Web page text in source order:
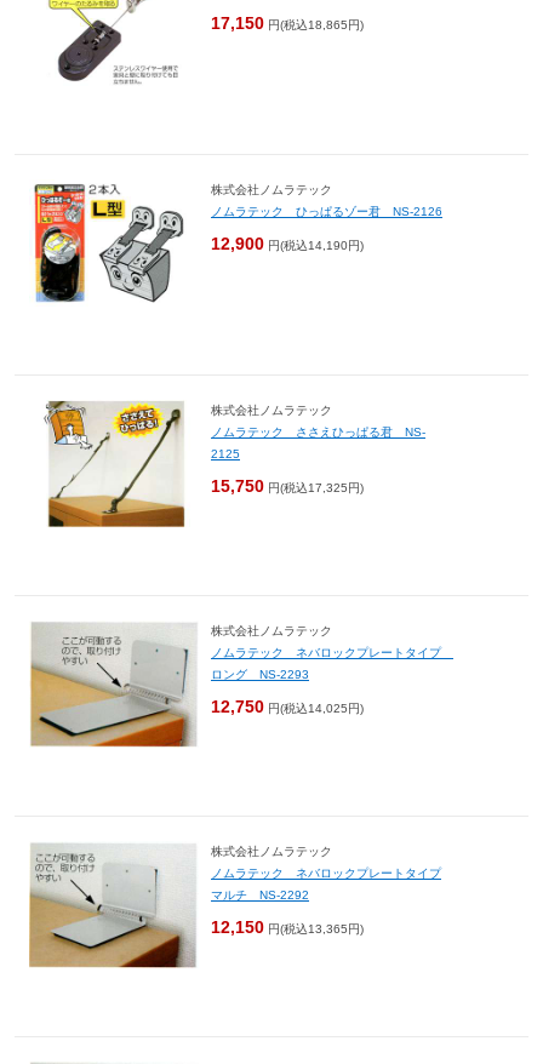
17,150 円(税込18,865円)
株式会社ノムラテック
ノムラテック ひっぱるゾー君 NS-2126
12,900 円(税込14,190円)
株式会社ノムラテック
ノムラテック ささえひっぱる君 NS-
2125
15,750 円(税込17,325円)
株式会社ノムラテック
ノムラテック ネバロックプレートタイプ
ロング NS-2293
12,750 円(税込14,025円)
株式会社ノムラテック
ノムラテック ネバロックプレートタイプ
マルチ NS-2292
12,150 円(税込13,365円)